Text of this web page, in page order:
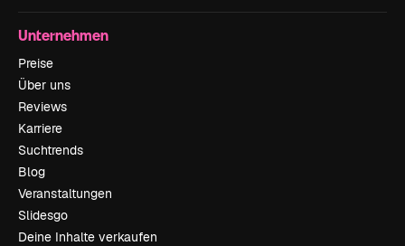
Unternehmen
Preise
Über uns
Reviews
Karriere
Suchtrends
Blog
Veranstaltungen
Slidesgo
Deine Inhalte verkaufen